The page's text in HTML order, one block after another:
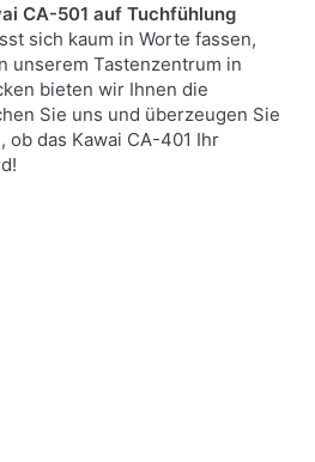
CA-501 auf Tuchfühlung
sich kaum in Worte fassen,
unserem Tastenzentrum in
bieten wir Ihnen die
Sie uns und überzeugen Sie
ob das Kawai CA-401 Ihr